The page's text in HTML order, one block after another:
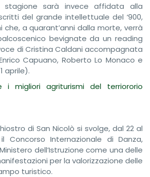
stagione sarà invece affidata alla
del grande intellettuale del ‘900,
che, a quarant’anni dalla morte, verrà
bevignate da un reading
di Cristina Caldani accompagnata
Capuano, Roberto Lo Monaco e
aprile).
i migliori agriturismi del terriororio
di San Nicolò si svolge, dal 22 al
Concorso Internazionale di Danza,
dell’Istruzione come una delle
per la valorizzazione delle
turistico.